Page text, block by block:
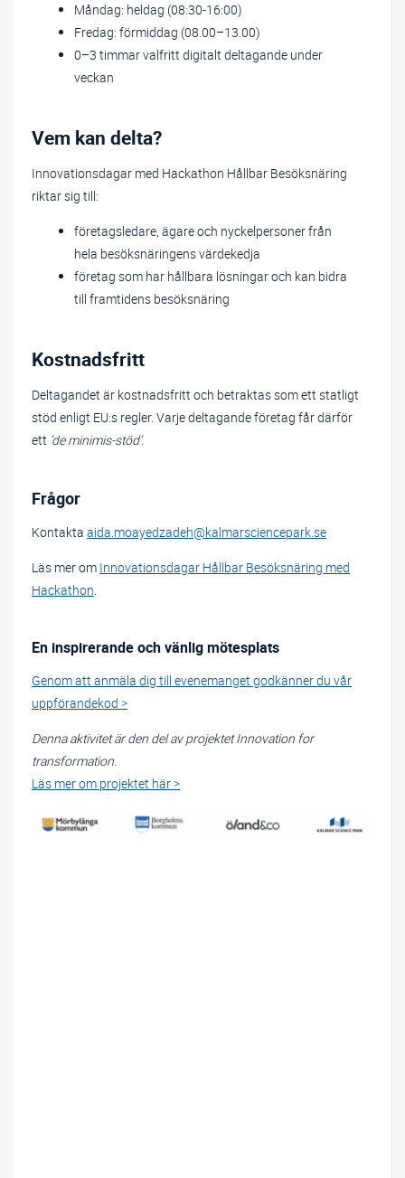
Måndag: heldag (08:30-16:00)
Fredag: förmiddag (08.00–13.00)
0–3 timmar valfritt digitalt deltagande under
veckan
Vem kan delta?
Innovationsdagar med Hackathon Hållbar Besöksnäring
riktar sig till:
företagsledare, ägare och nyckelpersoner från
hela besöksnäringens värdekedja
företag som har hållbara lösningar och kan bidra
till framtidens besöksnäring
Kostnadsfritt
Deltagandet är kostnadsfritt och betraktas som ett statligt
stöd enligt EU:s regler. Varje deltagande företag får därför
ett ’de minimis-stöd’.
Frågor
Kontakta aida.moayedzadeh@kalmarsciencepark.se
Läs mer om Innovationsdagar Hållbar Besöksnäring med
Hackathon.
En inspirerande och vänlig mötesplats
Genom att anmäla dig till evenemanget godkänner du vår
uppförandekod >
Denna aktivitet är den del av projektet Innovation for
transformation.
Läs mer om projektet här >